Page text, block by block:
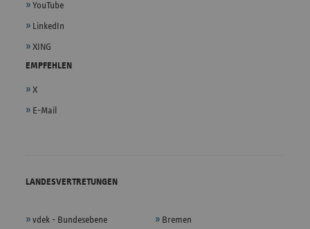
YouTube
LinkedIn
XING
EMPFEHLEN
X
E-Mail
LANDESVERTRETUNGEN
vdek - Bundesebene Bremen